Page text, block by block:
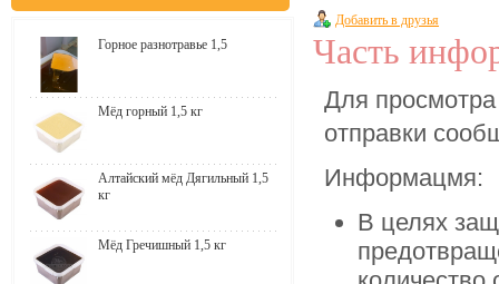
Добавить в друзья
Часть
Для
отправки
Информацмя:
В целях
Горное разнотравье 1,5
Мёд горный 1,5 кг
Алтайский мёд Дягильный 1,5
кг
Мёд Гречишный 1,5 кг